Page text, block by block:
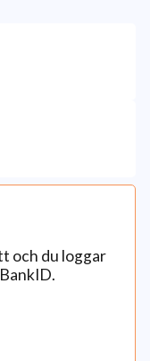
och du loggar